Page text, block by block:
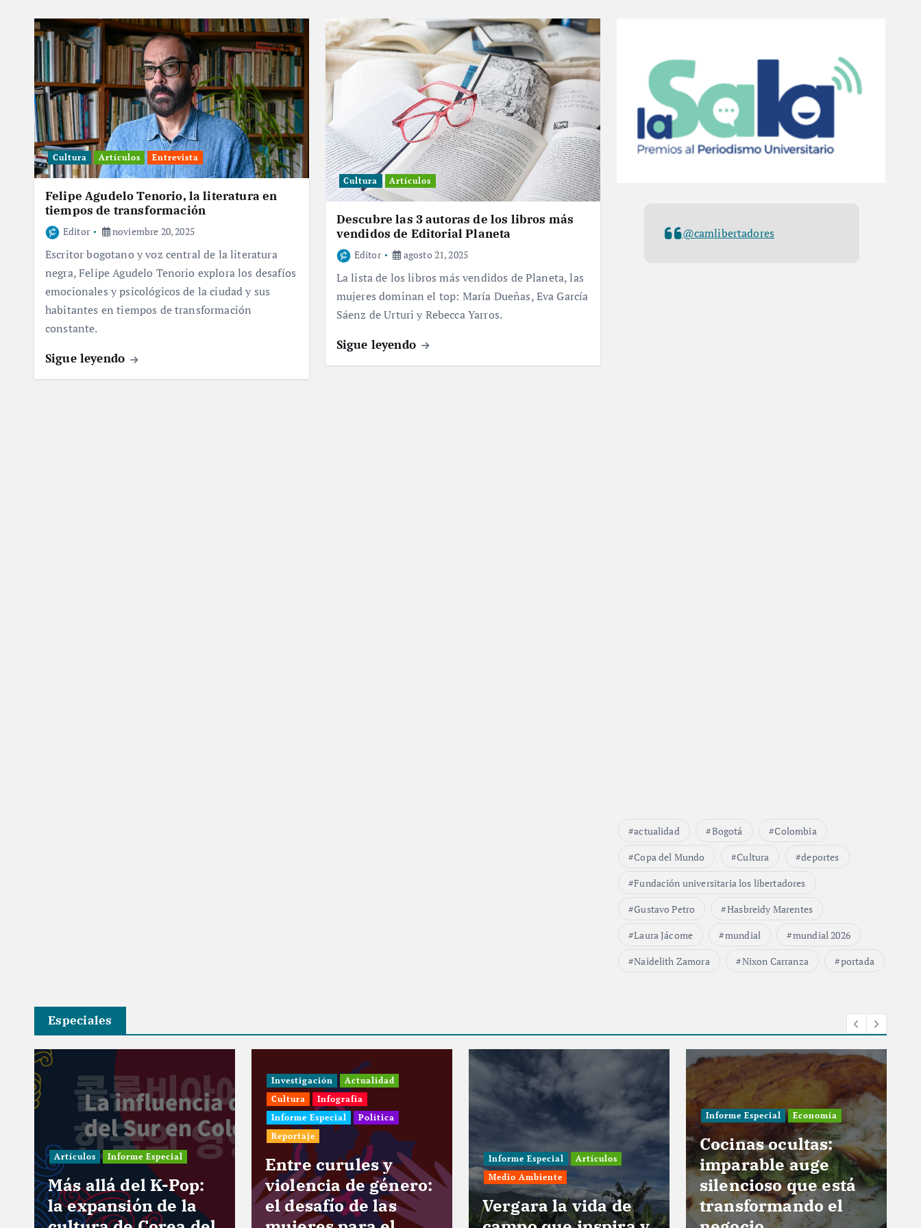
Cultura Artículos Entrevista
Felipe Agudelo Tenorio, la literatura en
tiempos de transformación
Editor noviembre 20, 2025
Escritor bogotano y voz central de la literatura
negra, Felipe Agudelo Tenorio explora los desafíos
emocionales y psicológicos de la ciudad y sus
habitantes en tiempos de transformación
constante.
Sigue leyendo
Cultura Artículos
Descubre las 3 autoras de los libros más
vendidos de Editorial Planeta
Editor agosto 21, 2025
La lista de los libros más vendidos de Planeta, las
mujeres dominan el top: María Dueñas, Eva García
Sáenz de Urturi y Rebecca Yarros.
Sigue leyendo
@camlibertadores
actualidad Bogotá
Colombia
Copa del Mundo
Cultura
deportes
Fundación universitaria los libertadores
Gustavo Petro
Hasbreidy Marentes
Laura Jácome
mundial
mundial 2026
Naidelith Zamora
Nixon Carranza portada
Especiales
Artículos Informe Especial
Más allá del K-Pop:
la expansión de la
Investigación
Actualidad
Cultura
Infografía
Informe Especial
Política
Reportaje
Entre curules y
violencia de género:
el desafío de las
Informe Especial
Artículos
Medio Ambiente
Vergara la vida de
Informe Especial Economía
Cocinas ocultas:
imparable auge
silencioso que está
transformando el